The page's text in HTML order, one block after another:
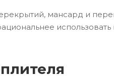
мансард и